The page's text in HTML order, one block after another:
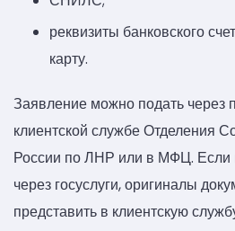
реквизиты банковского
карту.
Заявление можно подать через
клиентской службе Отделения
России по ЛНР или в МФЦ. Если
через госуслуги, оригиналы
представить в клиентскую